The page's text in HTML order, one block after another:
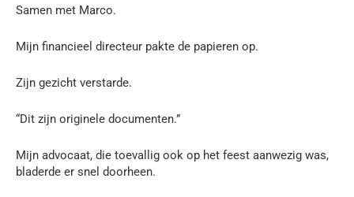
Samen met Marco.
Mijn financieel directeur pakte de papieren op.
Zijn gezicht verstarde.
“Dit zijn originele documenten.”
Mijn advocaat, die toevallig ook op het feest aanwezig was,
bladerde er snel doorheen.